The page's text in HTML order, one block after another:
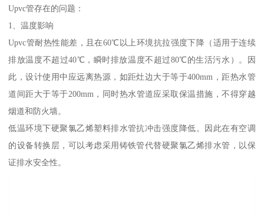
Upvc管存在的问题：
1、温度影响
Upvc管耐热性能差，且在60℃以上环境抗拉强度下降（适用于连续
排放温度不超过40℃，瞬时排放温度不超过80℃的生活污水）。因
此，设计使用中应远离热源，如距灶边大于等于400mm，距热水管
道间距大于等于200mm，同时热水管道应采取保温措施，不得穿越
烟道和防火墙。
低温环境下硬聚氯乙烯塑料排水管抗冲击强度降低。因此在有空调
的设备转换层，可以考虑采用铸铁管代替硬聚氯乙烯排水管，以保
证排水安全性。